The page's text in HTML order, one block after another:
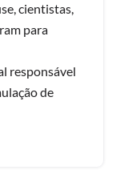
cientistas,
para
responsável
de